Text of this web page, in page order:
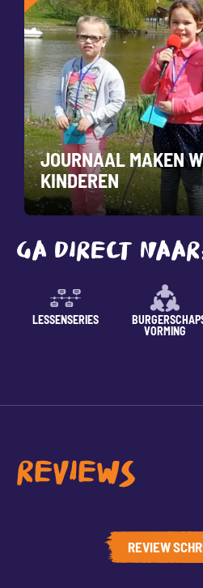
JOURNAAL MAKEN
KINDEREN
GA DIRECT
LESSENSERIES
VORMING
REVIEWS
REVIEW